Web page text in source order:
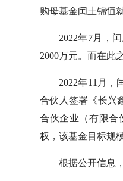
购母基金闰土锦恒
2022年7月，
2000万元。而在此
2022年11月，
合伙人签署《长兴
合伙企业（有限合
权，该基金目标规
根据公开信息